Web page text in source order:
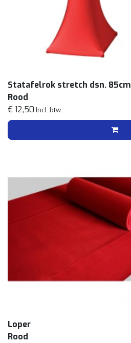
Statafelrok stretch dsn. 85cm
Rood
€ 12,50 Incl. btw
Loper
Rood